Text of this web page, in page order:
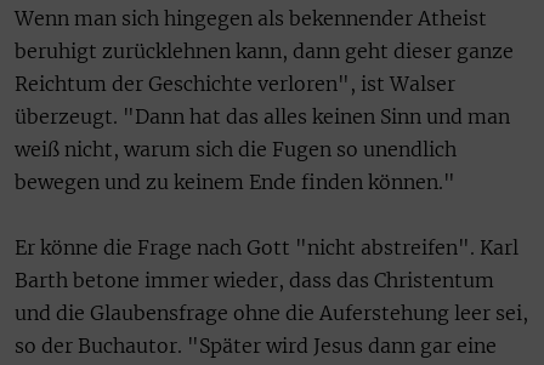
Wenn man sich hingegen als bekennender Atheist
beruhigt zurücklehnen kann, dann geht dieser ganze
Reichtum der Geschichte verloren", ist Walser
überzeugt. "Dann hat das alles keinen Sinn und man
weiß nicht, warum sich die Fugen so unendlich
bewegen und zu keinem Ende finden können."
Er könne die Frage nach Gott "nicht abstreifen". Karl
Barth betone immer wieder, dass das Christentum
und die Glaubensfrage ohne die Auferstehung leer sei,
so der Buchautor. "Später wird Jesus dann gar eine